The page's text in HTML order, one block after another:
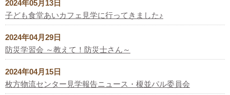
2024年05月13日
子ども食堂あいカフェ見学に行ってきました♪
2024年04月29日
防災学習会 ～教えて！防災士さん～
2024年04月15日
枚方物流センター見学報告ニュース・榎並パル委員会